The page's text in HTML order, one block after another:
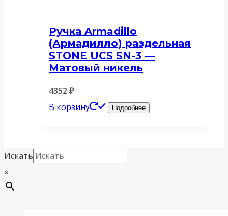
Ручка Armadillo
(Армадилло) раздельная
STONE UCS SN-3 —
Матовый никель
4352₽
В корзину
Подробнее
Искать
×